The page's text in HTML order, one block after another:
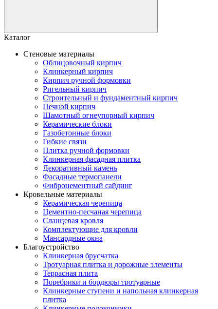
Каталог
Стеновые материалы
Облицовочный кирпич
Клинкерный кирпич
Кирпич ручной формовки
Ригельный кирпич
Строительный и фундаментный кирпич
Печной кирпич
Шамотный огнеупорный кирпич
Керамические блоки
Газобетонные блоки
Гибкие связи
Плитка ручной формовки
Клинкерная фасадная плитка
Декоративный камень
Фасадные термопанели
Фиброцементный сайдинг
Кровельные материалы
Керамическая черепица
Цементно-песчаная черепица
Сланцевая кровля
Комплектующие для кровли
Мансардные окна
Благоустройство
Клинкерная брусчатка
Тротуарная плитка и дорожные элементы
Террасная плита
Поребрики и бордюры тротуарные
Клинкерные ступени и напольная клинкерная
плитка